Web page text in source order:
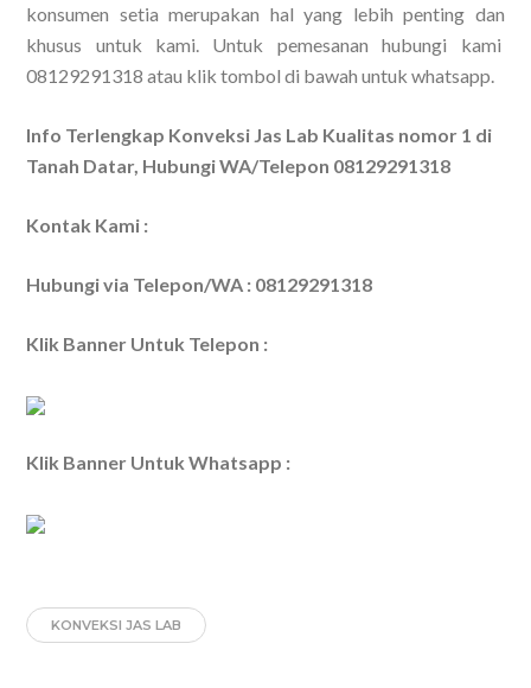
konsumen setia merupakan hal yang lebih penting dan
khusus untuk kami. Untuk pemesanan hubungi kami
08129291318 atau klik tombol di bawah untuk whatsapp.
Info Terlengkap Konveksi Jas Lab Kualitas nomor 1 di
Tanah Datar, Hubungi WA/Telepon 08129291318
Kontak Kami :
Hubungi via Telepon/WA : 08129291318
Klik Banner Untuk Telepon :
Klik Banner Untuk Whatsapp :
KONVEKSI JAS LAB